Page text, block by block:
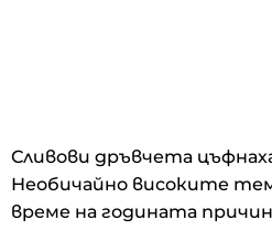
Сливови дръвчета
Необичайно високите
време на годината